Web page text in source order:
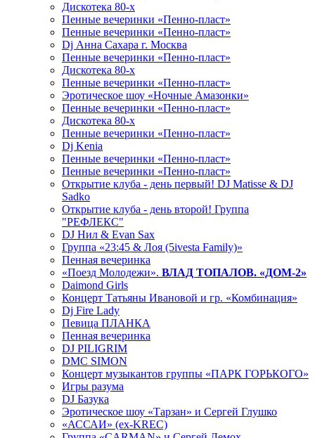
Дискотека 80-х
Пенные вечеринки «Пенно-пласт»
Пенные вечеринки «Пенно-пласт»
Dj Анна Сахара г. Москва
Пенные вечеринки «Пенно-пласт»
Дискотека 80-х
Пенные вечеринки «Пенно-пласт»
Эротическое шоу «Ночные Амазонки»
Пенные вечеринки «Пенно-пласт»
Дискотека 80-х
Пенные вечеринки «Пенно-пласт»
Dj Kenia
Пенные вечеринки «Пенно-пласт»
Пенные вечеринки «Пенно-пласт»
Открытие клуба - день первый! DJ Matisse & DJ
Sadko
Открытие клуба - день второй! Группа
"РЕФЛЕКС"
DJ Нил & Evan Sax
Группа «23:45 & Лоя (5ivesta Family)»
Пенная вечеринка
«Поезд Молодежи». ВЛАД ТОПАЛОВ. «ДОМ-2»
Daimond Girls
Концерт Татьяны Ивановой и гр. «Комбинация»
Dj Fire Lady
Певица ПЛАНКА
Пенная вечеринка
DJ PILIGRIM
DMC SIMON
Концерт музыкантов группы «ПАРК ГОРЬКОГО»
Игры разума
DJ Базука
Эротическое шоу «Тарзан» и Сергей Глушко
«АССАИ» (ex-KREC)